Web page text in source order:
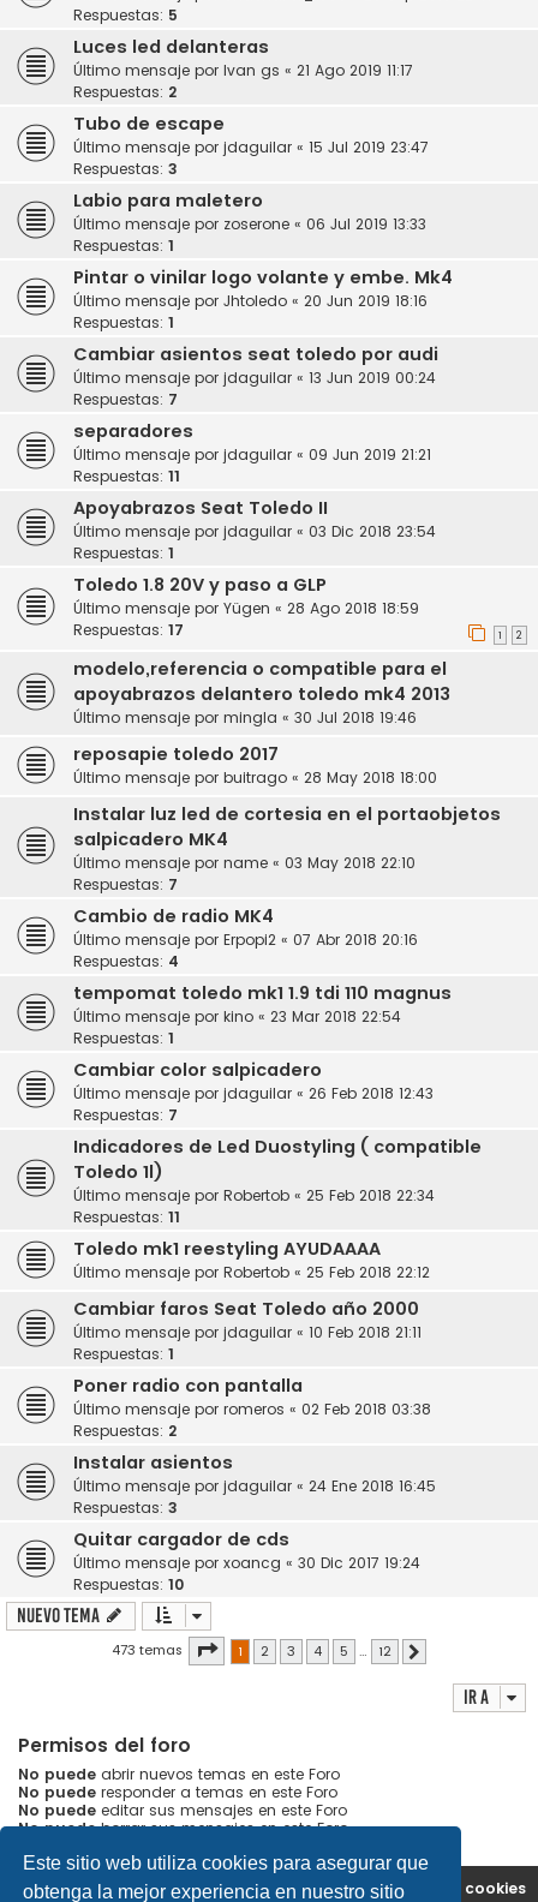
Este sitio web utiliza cookies para asegurar que
obtenga la mejor experiencia en nuestro sitio
Respuestas: 5
Luces led delanteras
Último mensaje por Ivan gs « 21 Ago 2019 11:17
Respuestas: 2
Tubo de escape
Último mensaje por jdaguilar « 15 Jul 2019 23:47
Respuestas: 3
Labio para maletero
Último mensaje por zoserone « 06 Jul 2019 13:33
Respuestas: 1
Pintar o vinilar logo volante y embe. Mk4
Último mensaje por Jhtoledo « 20 Jun 2019 18:16
Respuestas: 1
Cambiar asientos seat toledo por audi
Último mensaje por jdaguilar « 13 Jun 2019 00:24
Respuestas: 7
separadores
Último mensaje por jdaguilar « 09 Jun 2019 21:21
Respuestas: 11
Apoyabrazos Seat Toledo II
Último mensaje por jdaguilar « 03 Dic 2018 23:54
Respuestas: 1
Toledo 1.8 20V y paso a GLP
Último mensaje por Yügen « 28 Ago 2018 18:59
Respuestas: 17 1 2
modelo,referencia o compatible para el
apoyabrazos delantero toledo mk4 2013
Último mensaje por mingla « 30 Jul 2018 19:46
reposapie toledo 2017
Último mensaje por buitrago « 28 May 2018 18:00
Instalar luz led de cortesia en el portaobjetos
salpicadero MK4
Último mensaje por name « 03 May 2018 22:10
Respuestas: 7
Cambio de radio MK4
Último mensaje por Erpopi2 « 07 Abr 2018 20:16
Respuestas: 4
tempomat toledo mk1 1.9 tdi 110 magnus
Último mensaje por kino « 23 Mar 2018 22:54
Respuestas: 1
Cambiar color salpicadero
Último mensaje por jdaguilar « 26 Feb 2018 12:43
Respuestas: 7
Indicadores de Led Duostyling ( compatible
Toledo 1l)
Último mensaje por Robertob « 25 Feb 2018 22:34
Respuestas: 11
Toledo mk1 reestyling AYUDAAAA
Último mensaje por Robertob « 25 Feb 2018 22:12
Cambiar faros Seat Toledo año 2000
Último mensaje por jdaguilar « 10 Feb 2018 21:11
Respuestas: 1
Poner radio con pantalla
Último mensaje por romeros « 02 Feb 2018 03:38
Respuestas: 2
Instalar asientos
Último mensaje por jdaguilar « 24 Ene 2018 16:45
Respuestas: 3
Quitar cargador de cds
Último mensaje por xoancg « 30 Dic 2017 19:24
Respuestas: 10
Nuevo Tema
473 temas Página de 12
1 2 3 4 5 … 12
Ir a
Permisos del foro
No puede abrir nuevos temas en este Foro
No puede responder a temas en este Foro
No puede editar sus mensajes en este Foro
No puedeborrar sus mensajes en este Foro
Portal Índice general Borrar cookies
Contáctenos